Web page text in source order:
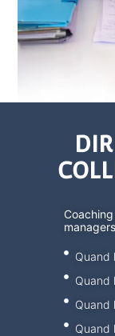
managers
Quand
Quand
Quand
Quand